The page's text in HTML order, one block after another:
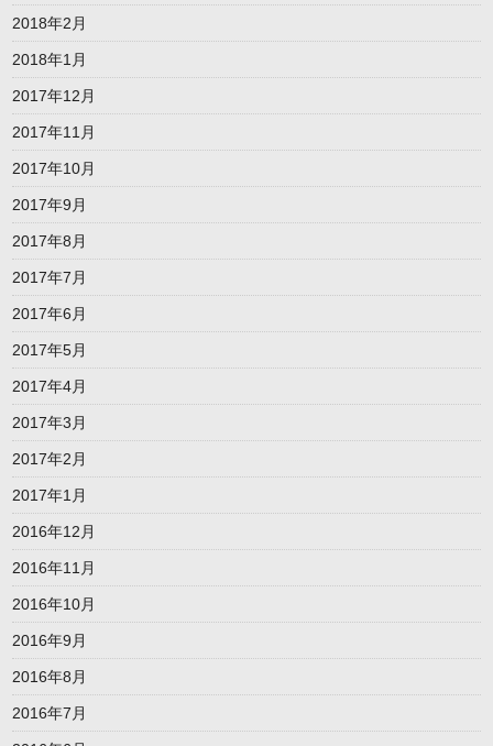
2018年2月
2018年1月
2017年12月
2017年11月
2017年10月
2017年9月
2017年8月
2017年7月
2017年6月
2017年5月
2017年4月
2017年3月
2017年2月
2017年1月
2016年12月
2016年11月
2016年10月
2016年9月
2016年8月
2016年7月